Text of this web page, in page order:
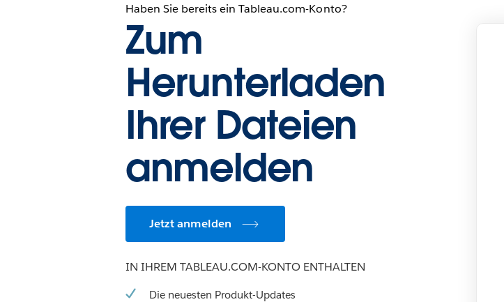
Haben Sie bereits ein Tableau.com-Konto?
Zum
Herunterladen
Ihrer Dateien
anmelden
Jetzt anmelden
IN IHREM TABLEAU.COM-KONTO ENTHALTEN
Die neuesten Produkt-Updates